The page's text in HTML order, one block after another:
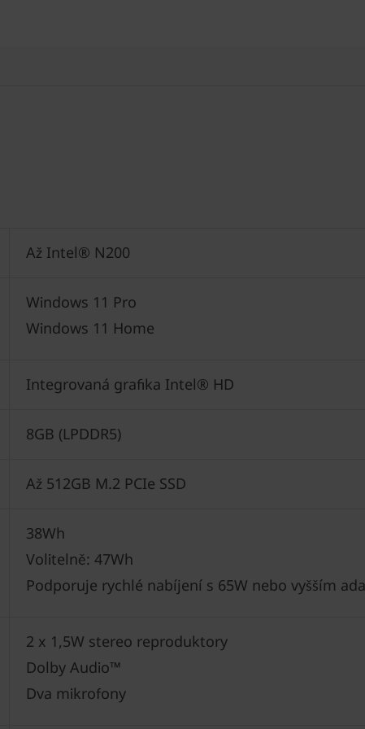
Až Intel® N200
Windows 11 Pro
Windows 11 Home
Integrovaná grafika Intel® HD
8GB (LPDDR5)
Až 512GB M.2 PCIe SSD
38Wh
Volitelně: 47Wh
Podporuje rychlé nabíjení s 65W nebo vyšším
2 x 1,5W stereo reproduktory
Dolby Audio™
Dva mikrofony